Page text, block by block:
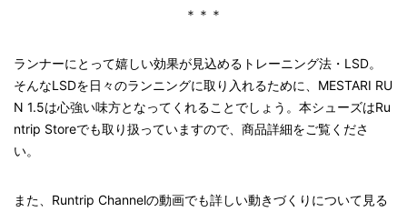
＊＊＊
ランナーにとって嬉しい効果が見込めるトレーニング法・LSD。
そんなLSDを日々のランニングに取り入れるために、MESTARI RU
N 1.5は心強い味方となってくれることでしょう。本シューズはRu
ntrip Storeでも取り扱っていますので、商品詳細をご覧くださ
い。
また、Runtrip Channelの動画でも詳しい動きづくりについて見る